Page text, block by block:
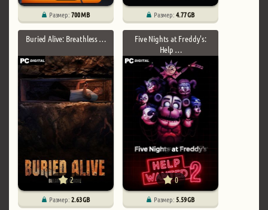
Размер:700 MB Размер:4.77 GB
Buried Alive: Breathless …
2
Размер:2.63 GB
Five Nights at Freddy's:
Help …
0
Размер:5.59 GB